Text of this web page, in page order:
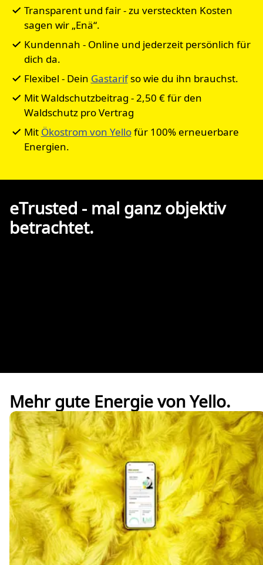
Transparent und fair - zu versteckten Kosten
sagen wir „Enä“.
Kundennah - Online und jederzeit persönlich für
dich da.
Flexibel - Dein Gastarifso wie du ihn brauchst.
Mit Waldschutzbeitrag - 2,50 € für den
Waldschutz pro Vertrag
Mit Ökostrom von Yellofür 100% erneuerbare
Energien.
eTrusted - mal ganz objektiv
betrachtet.
Mehr gute Energie von Yello.